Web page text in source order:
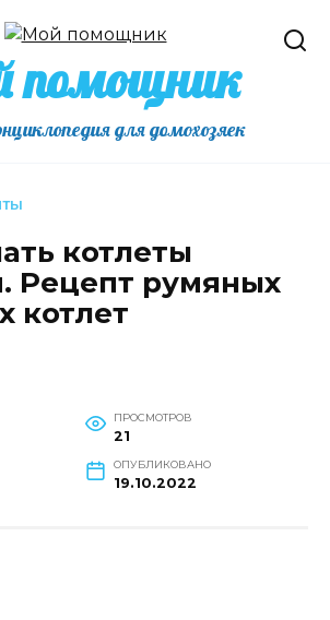
помощник
для домохозяек
котлеты
Рецепт румяных
котлет
ПРОСМОТРОВ
21
ОПУБЛИКОВАНО
19.10.2022